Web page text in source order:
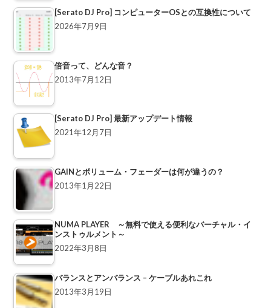
[Serato DJ Pro] コンピューターOSとの互換性について
2026年7月9日
倍音って、どんな音？
2013年7月12日
[Serato DJ Pro] 最新アップデート情報
2021年12月7日
GAINとボリューム・フェーダーは何が違うの？
2013年1月22日
NUMA PLAYER ～無料で使える便利なバーチャル・イ
ンストゥルメント～
2022年3月8日
バランスとアンバランス – ケーブルあれこれ
2013年3月19日